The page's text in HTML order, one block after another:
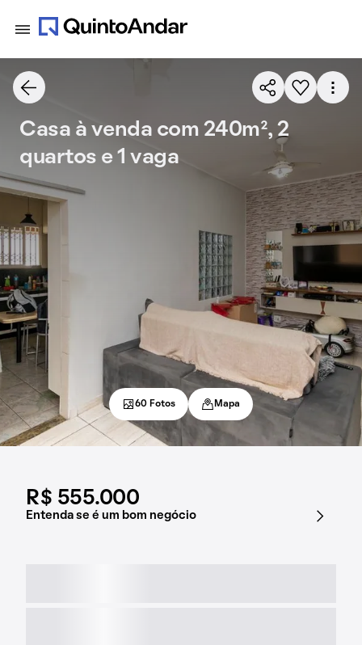
R$ 555.000
Entenda se é um bom negócio
Casa à venda com 240m², 2
quartos e 1 vaga
60 Fotos Mapa